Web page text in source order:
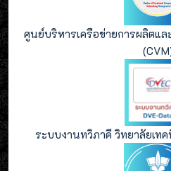
ศูนย์บริหารเครือข่ายการผลิตแ
ระบบงานทวิภาคี วิทยาลัยเท